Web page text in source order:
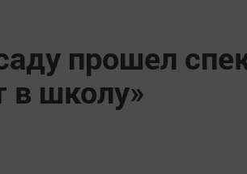
прошел
в школу»